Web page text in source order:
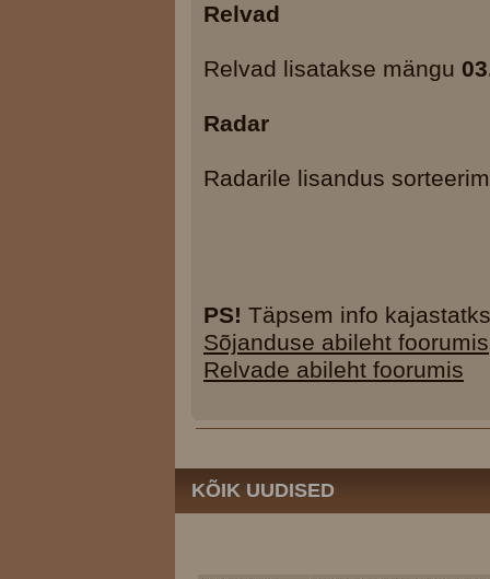
Relvad
Relvad lisatakse mängu
Radar
Radarile lisandus
PS! Täpsem info
Sõjanduse abileht foorumis
Relvade abileht foorumis
KÕIK UUDISED